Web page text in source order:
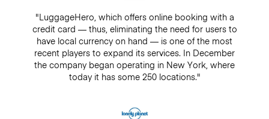
"LuggageHero, which offers online booking with a
credit card — thus, eliminating the need for users to
have local currency on hand — is one of the most
recent players to expand its services. In December
the company began operating in New York, where
today it has some 250 locations."